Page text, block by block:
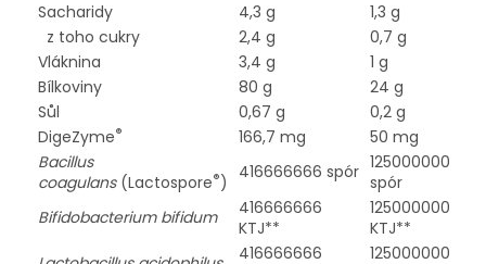
Sacharidy
4,3 g
1,3 g
z toho cukry
2,4 g
0,7 g
Vláknina
3,4 g
1 g
Bílkoviny
80 g
24 g
Sůl
0,67 g
0,2 g
DigeZyme® 166,7 mg
50 mg
Bacillus
coagulans(Lactospore®) 416666666 spór 125000000
spór
Bifidobacterium bifidum
416666666
KTJ**
125000000
KTJ**
416666666
125000000